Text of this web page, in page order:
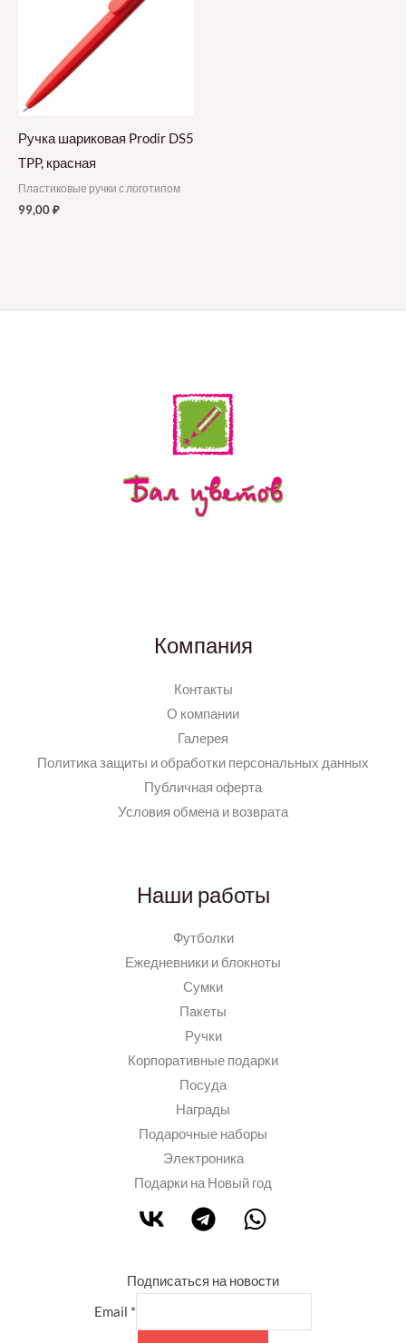
Ручка шариковая Prodir DS5
TPP, красная
Пластиковые ручки с логотипом
99,00₽
Компания
Контакты
О компании
Галерея
Политика защиты и обработки персональных данных
Публичная оферта
Условия обмена и возврата
Наши работы
Футболки
Ежедневники и блокноты
Сумки
Пакеты
Ручки
Корпоративные подарки
Посуда
Награды
Подарочные наборы
Электроника
Подарки на Новый год
Подписаться на новости
Email *